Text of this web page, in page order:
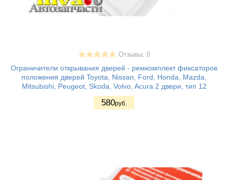
Отзывы: 0
Ограничители открывания дверей - ремкомплект фиксаторов
положения дверей Toyota, Nissan, Ford, Honda, Mazda,
Mitsubishi, Peugeot, Skoda, Volvo, Acura 2 двери, тип 12
580руб.